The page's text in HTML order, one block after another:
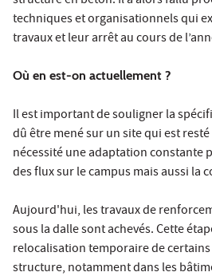
techniques et organisationnels qui
travaux et leur arrêt au cours de
Où en est-on actuellement ?
Il est important de souligner la
dû être mené sur un site qui est resté
nécessité une adaptation constante
des flux sur le campus mais aussi la
Aujourd'hui, les travaux de
sous la dalle sont achevés. Cette
relocalisation temporaire de
structure, notamment dans les